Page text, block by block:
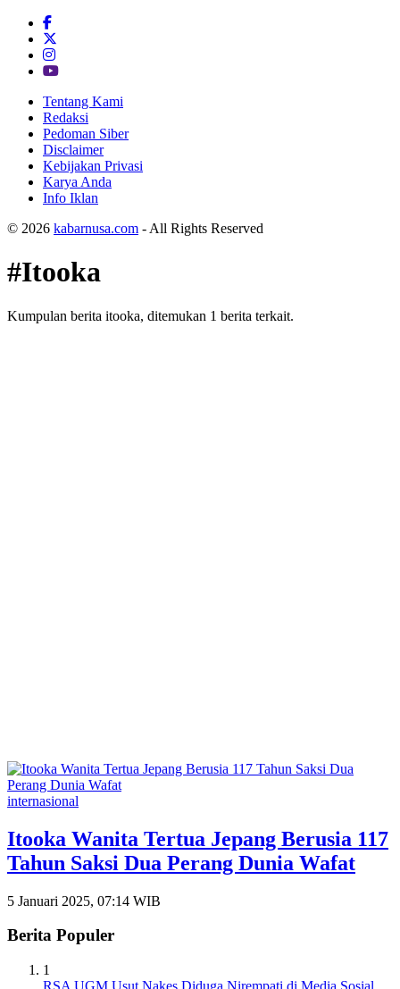
Tentang Kami
Redaksi
Pedoman Siber
Disclaimer
Kebijakan Privasi
Karya Anda
Info Iklan
© 2026 kabarnusa.com - All Rights Reserved
#Itooka
Kumpulan berita itooka, ditemukan 1 berita terkait.
internasional
Itooka Wanita Tertua Jepang Berusia 117
Tahun Saksi Dua Perang Dunia Wafat
5 Januari 2025, 07:14 WIB
Berita Populer
1